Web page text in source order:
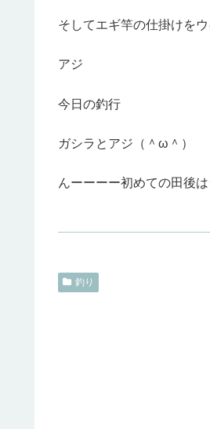
そしてエギ竿の仕掛けを
アジ
今日の釣行
ガシラとアジ（＾ω＾）
んーーーー初めての田後
釣り